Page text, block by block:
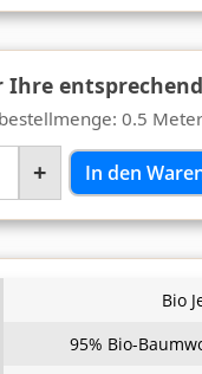
Ihre
0.5 Meter
+ In den
Bio
95% Bio-